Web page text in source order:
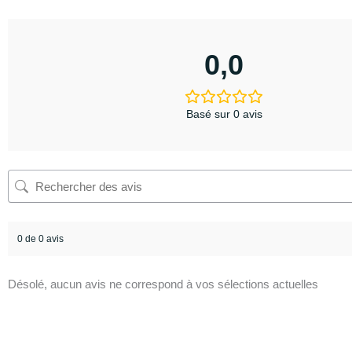
0,0
Basé sur 0 avis
0 de 0 avis
Désolé, aucun avis ne correspond à vos sélections actuelles